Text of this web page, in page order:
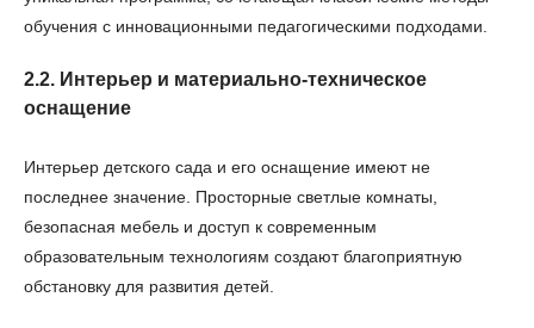
обучения с инновационными педагогическими подходами.
2.2. Интерьер и материально-техническое
оснащение
Интерьер детского сада и его оснащение имеют не
последнее значение. Просторные светлые комнаты,
безопасная мебель и доступ к современным
образовательным технологиям создают благоприятную
обстановку для развития детей.